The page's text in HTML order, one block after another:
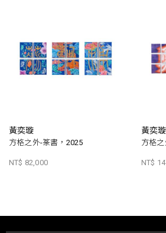
黃奕璇
方格之外-篆書，2025
NT$ 82,000
黃奕璇
方格
NT$